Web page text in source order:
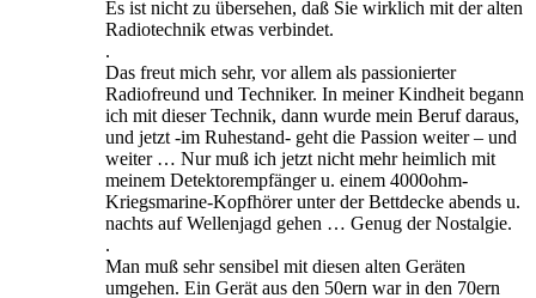
Es ist nicht zu übersehen, daß Sie wirklich mit der alten
Radiotechnik etwas verbindet.
.
Das freut mich sehr, vor allem als passionierter
Radiofreund und Techniker. In meiner Kindheit begann
ich mit dieser Technik, dann wurde mein Beruf daraus,
und jetzt -im Ruhestand- geht die Passion weiter – und
weiter … Nur muß ich jetzt nicht mehr heimlich mit
meinem Detektorempfänger u. einem 4000ohm-
Kriegsmarine-Kopfhörer unter der Bettdecke abends u.
nachts auf Wellenjagd gehen … Genug der Nostalgie.
.
Man muß sehr sensibel mit diesen alten Geräten
umgehen. Ein Gerät aus den 50ern war in den 70ern